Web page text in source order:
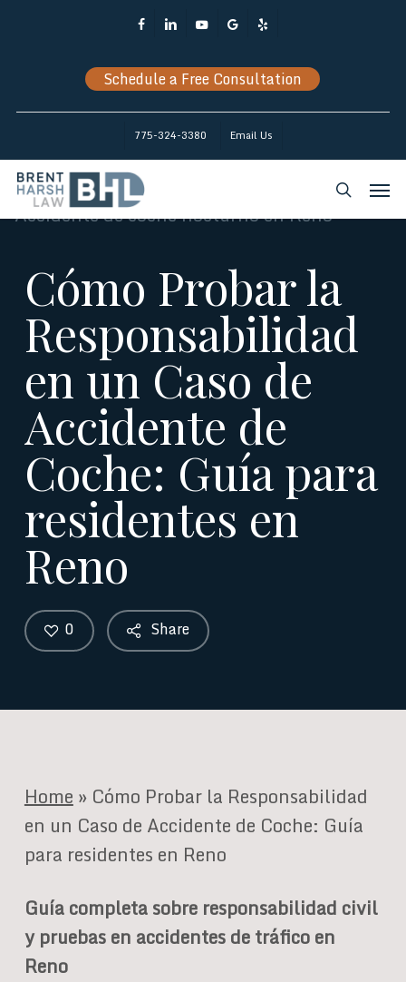
FacebookLinkedinYoutubeGoogle-
Yelp
Schedule a Free Consultation
775-324-3380 Email Us
search
Cómo Probar la
Responsabilidad
en un Caso de
Accidente de
Coche: Guía para
residentes en
Reno
Share
0
Home» Cómo Probar la Responsabilidad
en un Caso de Accidente de Coche: Guía
para residentes en Reno
Guía completa sobre responsabilidad civil
y pruebas en accidentes de tráfico en
Reno